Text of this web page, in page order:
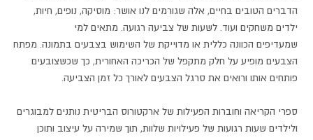
הדברים הטובים בחיים, אלה שגורמים לנו אושר: מוסיקה, נופים, חיות,
ילדים משחקים ועוד. לשעות של צביעה רגועה. מתאים למי
שמעדיפים הכוונה כללית או מדוייקת של השימוש בצבעים בתמונה. מפתח
הצבעים מופיע על חלק מתקפל של הכריכה האחורית, כך שכשצובעים
פותחים אותו ורואים את סרגל הצבעים לאורך כל זמן הצביעה.
ספרי הקריאה וחוברות הפעילות של ארקטורוס הבריטית נותנים למבוגרים
ולילדים שעות רגועות של פעילויות שלוות, תוך שמירה על עיצוב ותוכן